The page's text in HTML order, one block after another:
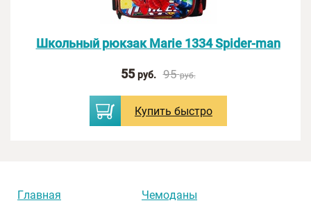
Школьный рюкзак Marie 1334 Spider-man
55 руб. 95 руб.
Купить быстро
Главная
Чемоданы